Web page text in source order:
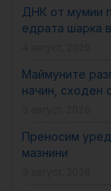
ДНК от мумии
едрата шарка
Маймуните
начин, сходен
Преносим уред
мазнини